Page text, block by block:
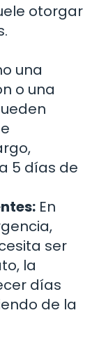
otorgar
una
o una
5 días de
En
ser
la
días
de la